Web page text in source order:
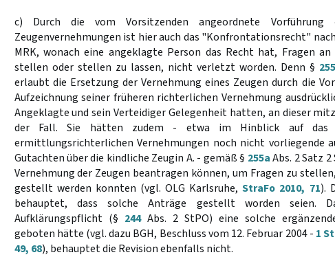
c) Durch die vom Vorsitzenden angeordnete Vorführung
Zeugenvernehmungen ist hier auch das "Konfrontationsrecht"
MRK, wonach eine angeklagte Person das Recht hat, Fragen an
stellen oder stellen zu lassen, nicht verletzt worden. Denn §
erlaubt die Ersetzung der Vernehmung eines Zeugen durch die
Aufzeichnung seiner früheren richterlichen Vernehmung
Angeklagte und sein Verteidiger Gelegenheit hatten, an dieser
der Fall. Sie hätten zudem - etwa im Hinblick auf das
ermittlungsrichterlichen Vernehmungen noch nicht vorliegende
Gutachten über die kindliche Zeugin A. - gemäß § 255aAbs. 2 Satz
Vernehmung der Zeugen beantragen können, um Fragen zu
gestellt werden konnten (vgl. OLG Karlsruhe,StraFo 2010, 71).
behauptet, dass solche Anträge gestellt worden seien.
Aufklärungspflicht (§ 244Abs. 2 StPO) eine solche
geboten hätte (vgl. dazu BGH, Beschluss vom 12. Februar 2004 - 1
49, 68), behauptet die Revision ebenfalls nicht.